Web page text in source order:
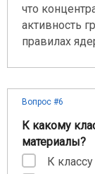
что
активность
правилах
Вопрос #6
К какому
материалы?
К классу